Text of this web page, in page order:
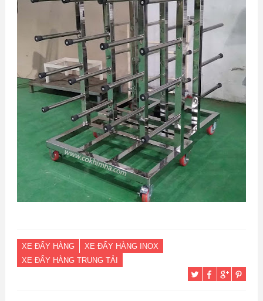
XE ĐẨY HÀNG
XE ĐẨY HÀNG INOX
XE ĐẨY HÀNG TRUNG TẢI